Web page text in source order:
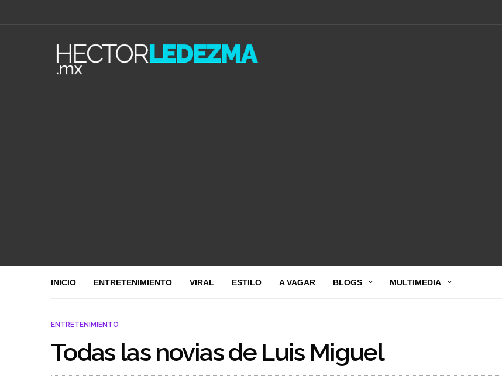
INICIO ENTRETENIMIENTO VIRAL ESTILO A VAGAR BLOGS MULTIMEDIA
ENTRETENIMIENTO
Todas las novias de Luis Miguel